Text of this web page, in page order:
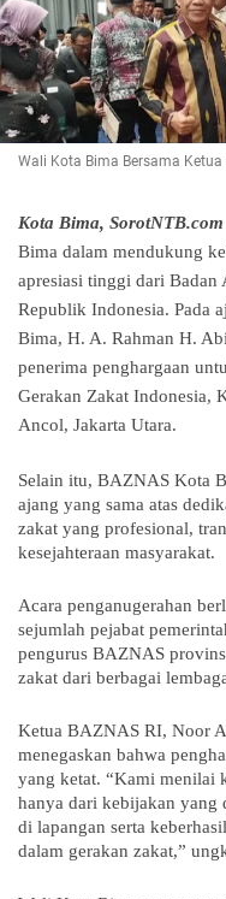
Wali Kota Bima Bersama Ketua
Kota Bima, SorotNTB.com
Bima dalam mendukung
apresiasi tinggi dari
Republik Indonesia. Pada
Bima, H. A. Rahman H.
penerima penghargaan
Gerakan Zakat Indonesia,
Ancol, Jakarta Utara.
Selain itu, BAZNAS Kota
ajang yang sama atas
zakat yang profesional,
kesejahteraan masyarakat.
Acara penganugerahan
sejumlah pejabat
pengurus BAZNAS
zakat dari berbagai
Ketua BAZNAS RI, Noor
menegaskan bahwa
yang ketat. “Kami menilai
hanya dari kebijakan yang
di lapangan serta
dalam gerakan zakat,”